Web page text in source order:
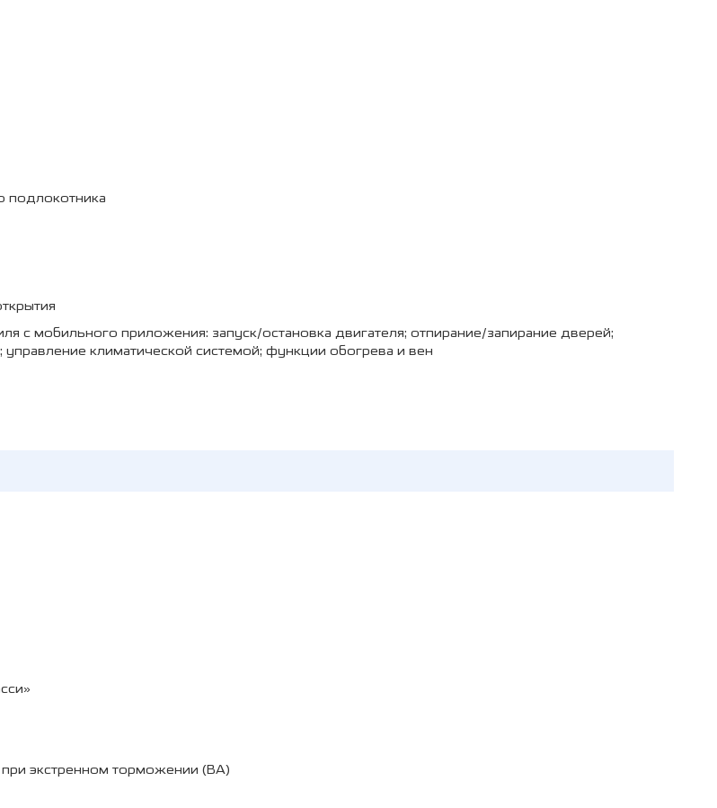
подлокотника
с мобильного приложения: запуск/остановка двигателя; отпирание/запирание дверей;
климатической системой; функции обогрева и вен
экстренном торможении (BA)